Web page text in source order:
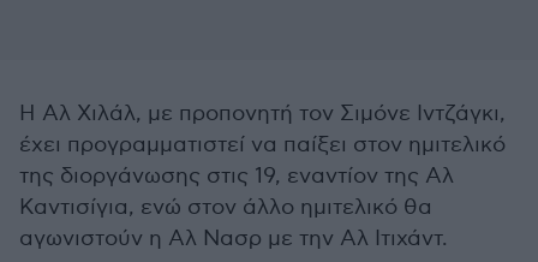
Η Αλ Χιλάλ, με προπονητή τον Σιμόνε Ιντζάγκι,
έχει προγραμματιστεί να παίξει στον ημιτελικό
της διοργάνωσης στις 19, εναντίον της Αλ
Καντισίγια, ενώ στον άλλο ημιτελικό θα
αγωνιστούν η Αλ Νασρ με την Αλ Ιτιχάντ.